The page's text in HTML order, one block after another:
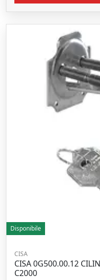
Disponibile
CISA
CISA 0G500.00.12
C2000